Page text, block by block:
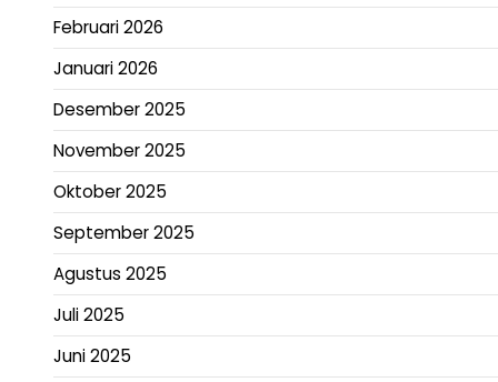
Februari 2026
Januari 2026
Desember 2025
November 2025
Oktober 2025
September 2025
Agustus 2025
Juli 2025
Juni 2025